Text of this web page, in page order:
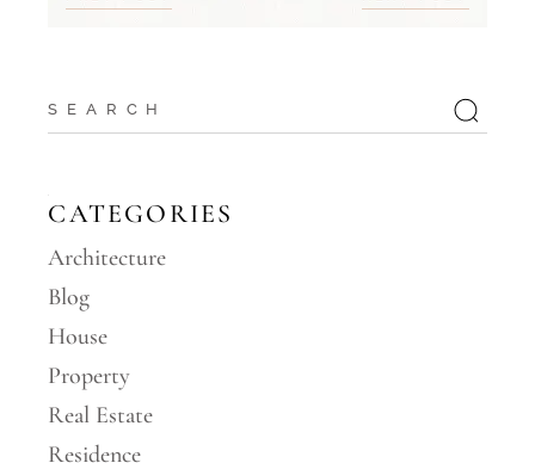
CATEGORIES
Architecture
Blog
House
Property
Real Estate
Residence